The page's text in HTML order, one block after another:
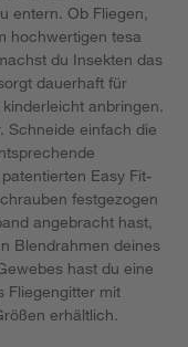
entern. Ob Fliegen,
hochwertigen tesa
du Insekten das
dauerhaft für
anbringen.
Schneide einfach die
Easy Fit-
festgezogen
angebracht hast,
Blendrahmen deines
hast du eine
Fliegengitter mit
erhältlich.